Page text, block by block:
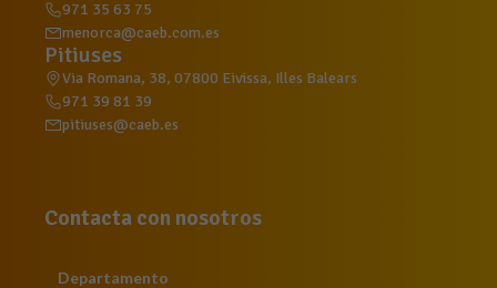
971 35 63 75
menorca@caeb.com.es
Pitiuses
Via Romana, 38, 07800 Eivissa, Illes Balears
971 39 81 39
pitiuses@caeb.es
Contacta con nosotros